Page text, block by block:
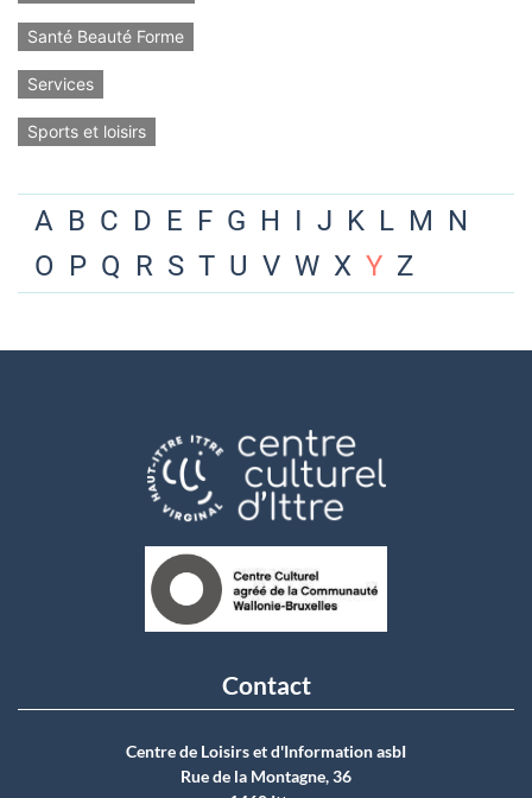
Santé Beauté Forme
Services
Sports et loisirs
A B C D E F G H I J K L M N
O P Q R S T U V W X Y Z
Contact
Centre de Loisirs et d'Information asbI
Rue de la Montagne, 36